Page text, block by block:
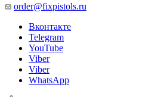
order@fixpistols.ru
Вконтакте
Telegram
YouTube
Viber
Viber
WhatsApp